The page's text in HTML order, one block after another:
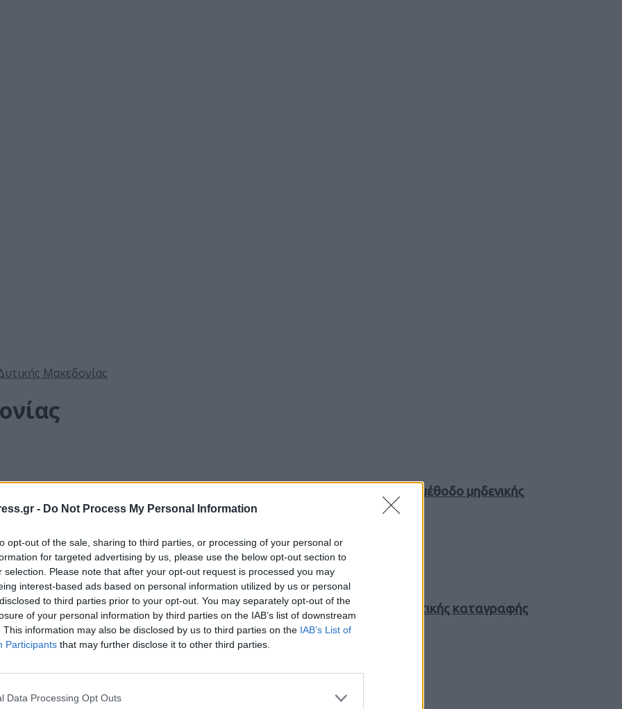
- Do Not Process My Personal Information
opt-out of the sale, sharing to third parties, or processing of your personal or
for targeted advertising by us, please use the below opt-out section to
selection. Please note that after your opt-out request is processed you may
interest-based ads based on personal information utilized by us or personal
to third parties prior to your opt-out. You may separately opt-out of the
of your personal information by third parties on the IAB’s list of downstream
This information may also be disclosed by us to third parties on the IAB’s List of
Participants that may further disclose it to other third parties.
Data Processing Opt Outs
Μακεδονίας
Μαμάτσειο και στη Δυτική Μακεδονία – Μερική νεφρεκτομή με τη μέθοδο μηδενικής
σε τηλεφωνικές απάτες στη Φλώρινα, με το πρόσχημα της αναγκαστικής καταγραφής